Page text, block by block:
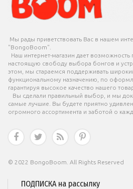
Мы рады приветствовать Вас в нашем
"BongoBoom".
Наш интернет-магазин дает возможность
настоящую свободу выбора бонгов и
этом, мы стараемся поддерживать
функциональному назначению, по
гарантируя высокое качество нашего
Вы сделали правильный выбор, и мы
самые лучшие. Вы будете приятно
огромного ассортимента и заботой о
   
© 2022 BongoBoom. All Rights Reserved
ПОДПИСКА на рассылку